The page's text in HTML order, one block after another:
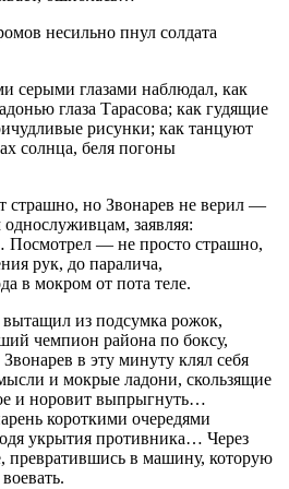
несильно пнул солдата
серыми глазами наблюдал, как
глаза Тарасова; как гудящие
рисунки; как танцуют
солнца, беля погоны
страшно, но Звонарев не верил —
заявляя:
— не просто страшно,
рук, до паралича,
в мокром от пота теле.
из подсумка рожок,
чемпион района по боксу,
в эту минуту клял себя
и мокрые ладони, скользящие
и норовит выпрыгнуть…
короткими очередями
укрытия противника… Через
превратившись в машину, которую